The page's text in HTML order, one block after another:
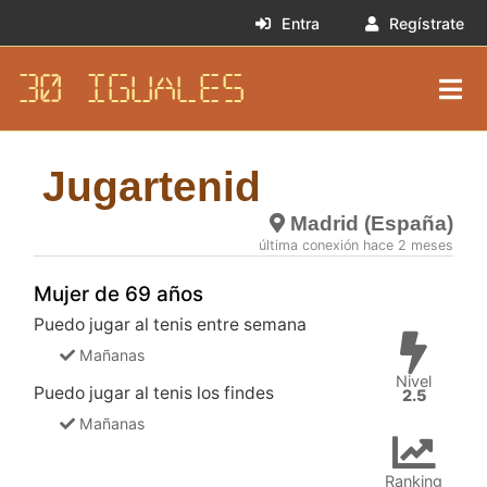
Entra Regístrate
30 IGUALES
Jugartenid
Madrid (España)
última conexión hace 2 meses
Mujer de 69 años
Puedo jugar al tenis entre semana
Mañanas
Puedo jugar al tenis los findes
Mañanas
Nivel
2.5
Ranking